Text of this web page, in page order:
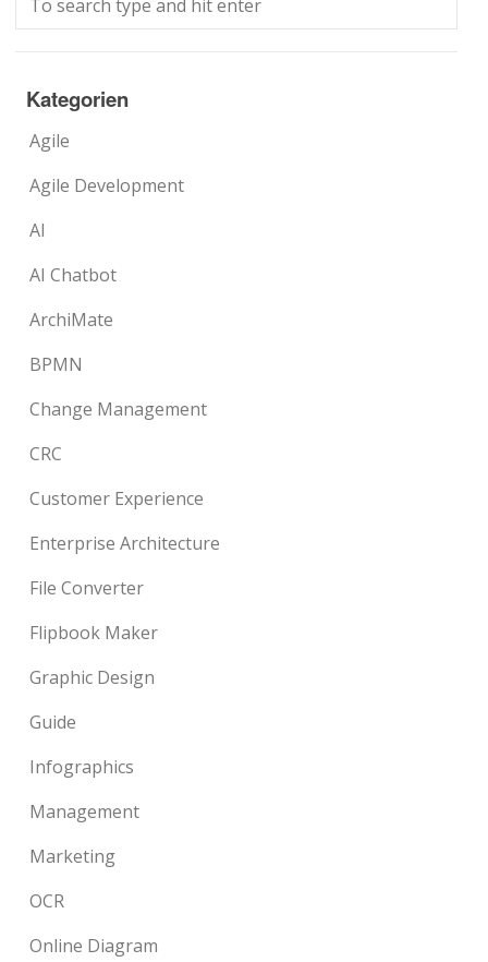
Kategorien
Agile
Agile Development
AI
AI Chatbot
ArchiMate
BPMN
Change Management
CRC
Customer Experience
Enterprise Architecture
File Converter
Flipbook Maker
Graphic Design
Guide
Infographics
Management
Marketing
OCR
Online Diagram